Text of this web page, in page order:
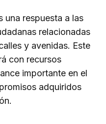
una respuesta a las
relacionadas
y avenidas. Este
con recursos
importante en el
adquiridos